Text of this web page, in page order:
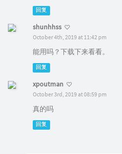
回复
shunhhss
October 4th, 2019 at 11:42 pm
能用吗？下载下来看看。
回复
xpoutman
October 3rd, 2019 at 08:59 pm
真的吗
回复